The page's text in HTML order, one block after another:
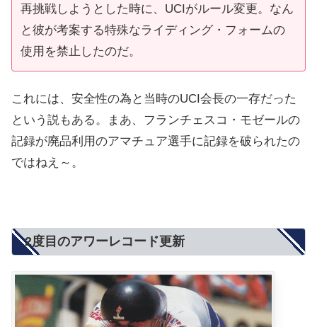
再挑戦しようとした時に、UCIがルール変更。なん
と彼が考案する特殊なライディング・フォームの
使用を禁止したのだ。
これには、安全性の為と当時のUCI会長の一存だった
という説もある。まあ、フランチェスコ・モゼールの
記録が廃品利用のアマチュア選手に記録を破られたの
ではねえ～。
2度目のアワーレコード更新